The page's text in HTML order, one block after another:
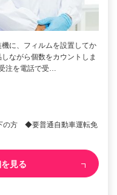
に、フィルムを設置してか
ながら個数をカウントしま
注を電話で受…
方 ◆要普通自動車運転免
見る